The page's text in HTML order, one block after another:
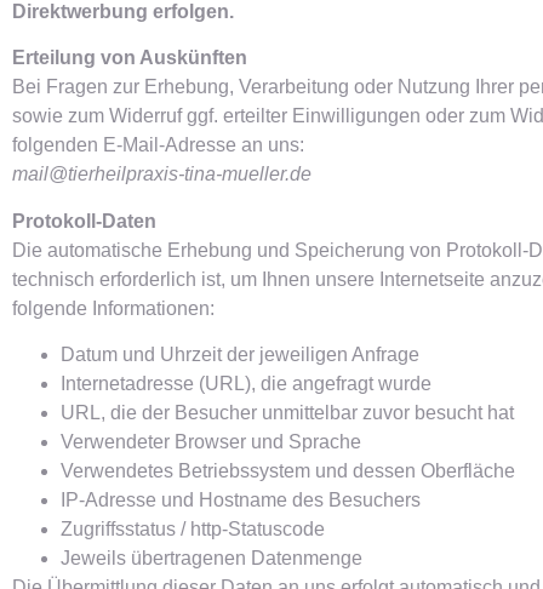
Direktwerbung erfolgen.
Erteilung von Auskünften
Bei Fragen zur Erhebung, Verarbeitung oder Nutzung Ihrer
sowie zum Widerruf ggf. erteilter Einwilligungen oder zum
folgenden E-Mail-Adresse an uns:
mail@tierheilpraxis-tina-mueller.de
Protokoll-Daten
Die automatische Erhebung und Speicherung von Protokoll-
technisch erforderlich ist, um Ihnen unsere Internetseite
folgende Informationen:
Datum und Uhrzeit der jeweiligen Anfrage
Internetadresse (URL), die angefragt wurde
URL, die der Besucher unmittelbar zuvor besucht hat
Verwendeter Browser und Sprache
Verwendetes Betriebssystem und dessen Oberfläche
IP-Adresse und Hostname des Besuchers
Zugriffsstatus / http-Statuscode
Jeweils übertragenen Datenmenge